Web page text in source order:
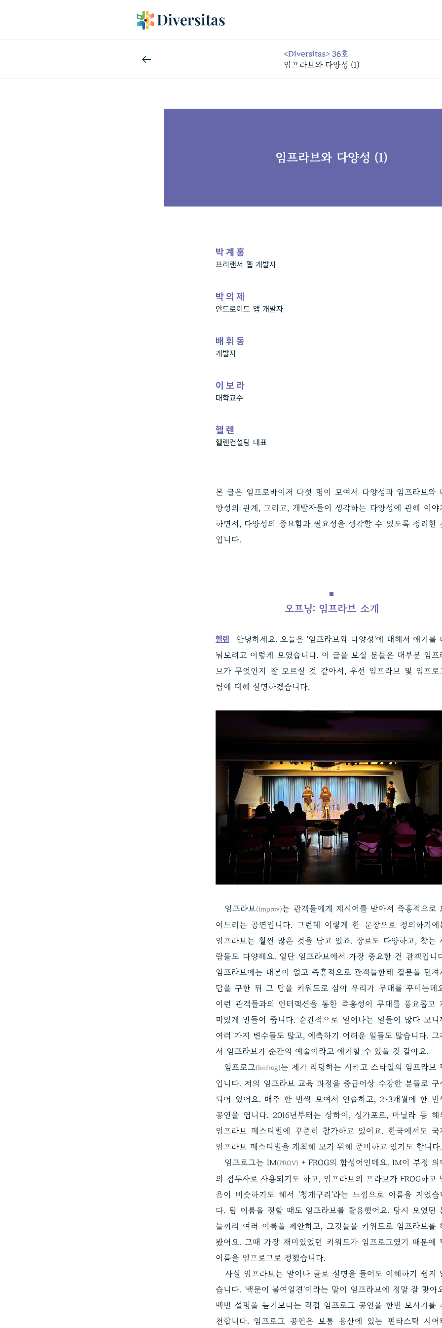
<Diversitas> 36호
임프라브와 다양성 (1)
임프라브와 다양성 (1)
박계홍
프리랜서 웹 개발자
박의제
안드로이드 앱 개발자
배휘동
개발자
이보라
대학교수
헬렌
헬렌컨설팅 대표
본 글은 임프로바이저 다섯 명이 모여서 다양성과 임프라브와
양성의 관계, 그리고, 개발자들이 생각하는 다양성에 관해 이야
하면서, 다양성의 중요함과 필요성을 생각할 수 있도록 정리한
입니다.
오프닝: 임프라브 소개
헬렌
안녕하세요. 오늘은 '임프라브와 다양성'에 대해서 얘기를
눠보려고 이렇게 모였습니다. 이 글을 보실 분들은 대부분 임프
브가 무엇인지 잘 모르실 것 같아서, 우선 임프라브 및 임프로
팀에 대해 설명하겠습니다.
임프라브 (Improv)는 관객들에게 제시어를 받아서 즉흥적으로
여드리는 공연입니다. 그런데 이렇게 한 문장으로 정의하기에
임프라브는 훨씬 많은 것을 담고 있죠. 장르도 다양하고, 찾는
람들도 다양해요. 일단 임프라브에서 가장 중요한 건 관객입니
임프라브에는 대본이 없고 즉흥적으로 관객들한테 질문을 던져
답을 구한 뒤 그 답을 키워드로 삼아 우리가 무대를 꾸미는데
이런 관객들과의 인터랙션을 통한 즉흥성이 무대를 풍요롭고
미있게 만들어 줍니다. 순간적으로 일어나는 일들이 많다 보니
여러 가지 변수들도 많고, 예측하기 어려운 일들도 많습니다. 그
서 임프라브가 순간의 예술이라고 얘기할 수 있을 것 같아요.
임프로그 (Imfrog)는 제가 리딩하는 시카고 스타일의 임프라브
입니다. 저의 임프라브 교육 과정을 중급이상 수강한 분들로 구
되어 있어요. 매주 한 번씩 모여서 연습하고, 2~3개월에 한 번
공연을 엽니다. 2016년부터는 상하이, 싱가포르, 마닐라 등 해
임프라브 페스티벌에 꾸준히 참가하고 있어요. 한국에서도 국
임프라브 페스티벌을 개최해 보기 위해 준비하고 있기도 합니다.
임프로그는 IM(PROV) + FROG의 합성어인데요. IM이 부정 의
의 접두사로 사용되기도 하고, 임프라브의 프라브가 FROG하고
음이 비슷하기도 해서 '청개구리'라는 느낌으로 이름을 지었습
다. 팀 이름을 정할 때도 임프라브를 활용했어요. 당시 모였던
들끼리 여러 이름을 제안하고, 그것들을 키워드로 임프라브를
봤어요. 그때 가장 재미있었던 키워드가 임프로그였기 때문에
이름을 임프로그로 정했습니다.
사실 임프라브는 말이나 글로 설명을 들어도 이해하기 쉽지
습니다. '백문이 불여일견'이라는 말이 임프라브에 정말 잘 맞아
백번 설명을 듣기보다는 직접 임프로그 공연을 한번 보시기를
천합니다. 임프로그 공연은 보통 용산에 있는 펀타스틱 시어